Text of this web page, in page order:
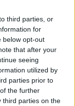
third parties, or
for
below opt-out
that after your
seeing
utilized by
parties prior to
the further
third parties on the
έως δύο Σχολές
δίνοντας στους
τις
τους.